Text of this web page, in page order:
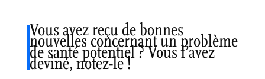
Vous avez reçu de bonnes
nouvelles concernant un problème
de santé potentiel ? Vous l’avez
deviné, notez-le !